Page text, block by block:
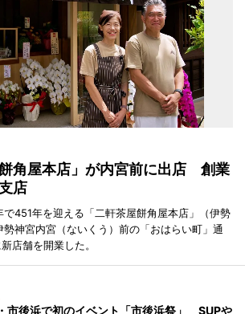
角屋本店」が内宮前に出店 創業
店
451年を迎える「二軒茶屋餅角屋本店」（伊勢
神宮内宮（ないくう）前の「おはらい町」通
店舗を開業した。
市後浜で初のイベント「市後浜祭」 SUPや